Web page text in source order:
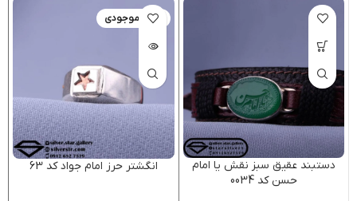
دستبند عقیق سبز نقش یا امام
حسن کد 0034
اتمام موجودی
انگشتر حرز امام جواد کد 63